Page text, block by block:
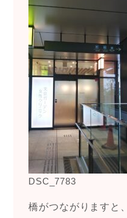
DSC_7783
橋がつながりますと